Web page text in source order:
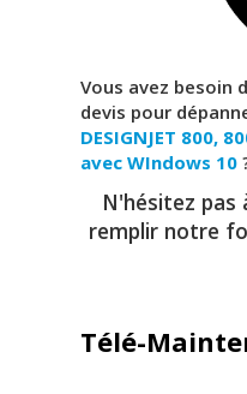
Vous avez besoin
devis pour
DESIGNJET 800,
avec WIndows 10
N'hésitez pas
remplir notre
Télé-